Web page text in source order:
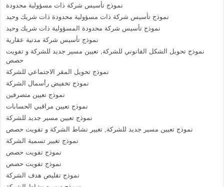
نموذج تأسيس شركة ذات مسؤولية محدودة
نموذج تأسيس شركة ذات مسؤولية محدودة ذات شريك وحيد
نموذج تأسيس شركة محدودة المسؤولية ذات شريك وحيد
نموذج تأسيس شركة مدنية عقارية
نموذج تحويل الشكل القانوني للشركة, تعيين مسير جديد للشركة و تفويت
حصص
نموذج تحويل المقر الاجتماعي للشركة
نموذج تعيين متصرفين
نموذج تعيين مراقبي الحسابات
نموذج تعيين مسير جديد للشركة
نموذج تعيين مسير جديد للشركة, تغيير نشاط الشركة و تفويت حصص
نموذج تغيير تسمية الشركة
نموذج تفويت حصص
نموذج تفويت حصص
نموذج تقليص هدف الشركة